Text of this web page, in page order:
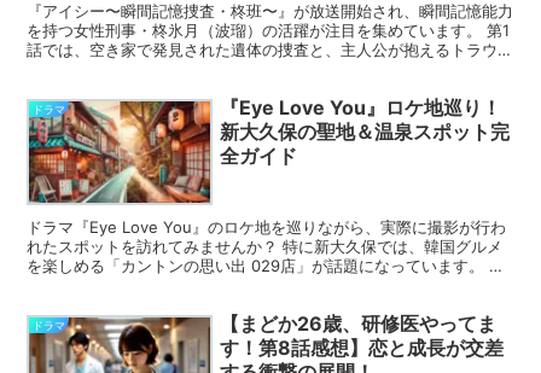
『アイシー〜瞬間記憶捜査・柊班〜』が放送開始され、瞬間記憶能力
を持つ女性刑事・柊氷月（波瑠）の活躍が注目を集めています。 第1
話では、空き家で発見された遺体の捜査と、主人公が抱えるトラウマ
ドラマ
『Eye Love You』ロケ地巡り！
新大久保の聖地＆温泉スポット完
全ガイド
ドラマ『Eye Love You』のロケ地を巡りながら、実際に撮影が行わ
れたスポットを訪れてみませんか？ 特に新大久保では、韓国グルメ
を楽しめる「カントンの思い出 029店」が話題になっています。 さ
ドラマ
【まどか26歳、研修医やってま
す！第8話感想】恋と成長が交差